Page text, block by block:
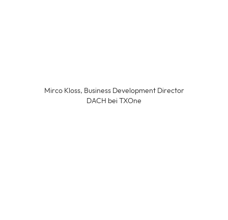
Mirco Kloss, Business Development Director
DACH bei TXOne